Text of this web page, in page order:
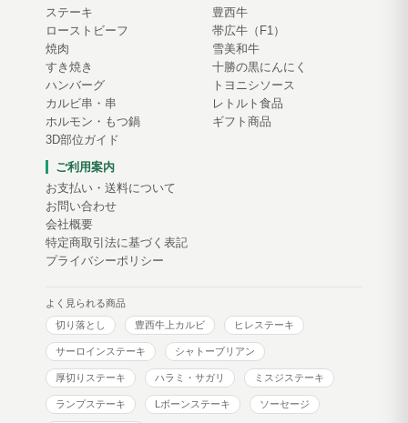
ステーキ
ローストビーフ
焼肉
すき焼き
ハンバーグ
カルビ串・串
ホルモン・もつ鍋
3D部位ガイド
豊西牛
帯広牛（F1）
雪美和牛
十勝の黒にんにく
トヨニシソース
レトルト食品
ギフト商品
ご利用案内
お支払い・送料について
お問い合わせ
会社概要
特定商取引法に基づく表記
プライバシーポリシー
よく見られる商品
切り落とし
豊西牛上カルビ ヒレステーキ
サーロインステーキ シャトーブリアン
厚切りステーキ ハラミ・サガリ ミスジステーキ
ランプステーキ Lボーンステーキ ソーセージ